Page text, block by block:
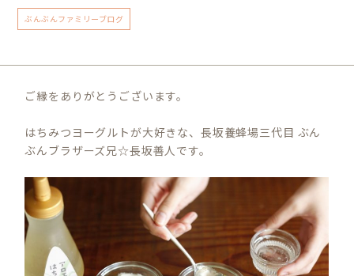
ぶんぶんファミリーブログ
ご縁をありがとうございます。
はちみつヨーグルトが大好きな、長坂養蜂場三代目 ぶん
ぶんブラザーズ兄☆長坂善人です。